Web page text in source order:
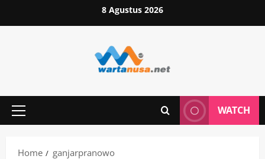
to
8 Agustus 2026
Primary
WATCH
Home ganjarpranowo